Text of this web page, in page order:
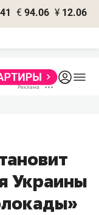
€ 94.06 ¥ 12.06
Украины